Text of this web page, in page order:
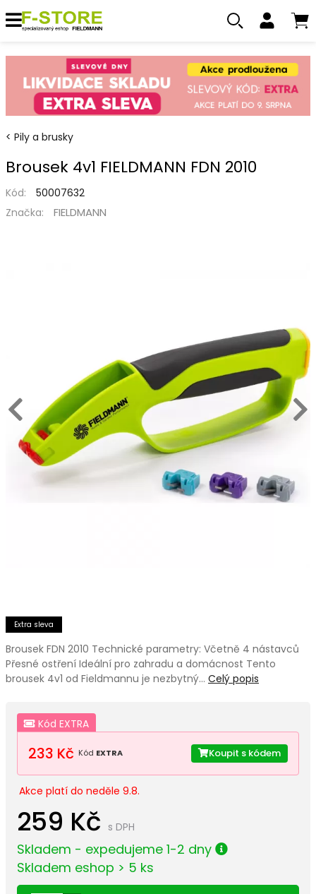
Pily a brusky
Brousek 4v1 FIELDMANN FDN 2010
Kód:
50007632
Značka:
FIELDMANN
Extra sleva
Brousek FDN 2010 Technické parametry: Včetně 4 nástavců
Přesné ostření Ideální pro zahradu a domácnost Tento
brousek 4v1 od Fieldmannu je nezbytný… Celý popis
Kód EXTRA
233 Kč Kód EXTRA Koupit s kódem
Akce platí do neděle 9.8.
259 Kč s DPH
Skladem - expedujeme 1-2 dny
Skladem eshop > 5 ks